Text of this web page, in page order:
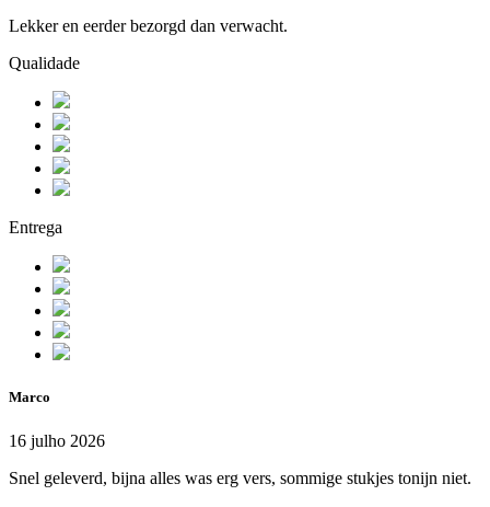
Lekker en eerder bezorgd dan verwacht.
Qualidade
Entrega
Marco
16 julho 2026
Snel geleverd, bijna alles was erg vers, sommige stukjes tonijn niet.